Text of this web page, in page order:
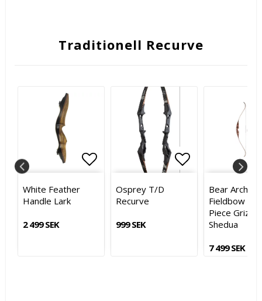
Traditionell Recurve
till i favoritlistan
till i favoritlistanLägg till i favoritlistan
Lägg till i favoritlistan
White Feather
Handle Lark
2 499 SEK
Lägg till i
Lägg till i
Osprey T/D
Recurve
999 SEK
Bear Archery
Fieldbow
Piece Grizzly
Shedua
7 499 SEK